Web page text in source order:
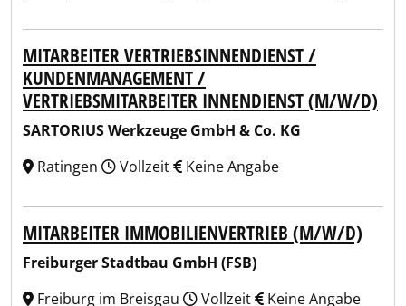
MITARBEITER VERTRIEBSINNENDIENST /
KUNDENMANAGEMENT /
VERTRIEBSMITARBEITER INNENDIENST (M/W/D)
SARTORIUS Werkzeuge GmbH & Co. KG
Ratingen
Vollzeit Keine Angabe
MITARBEITER IMMOBILIENVERTRIEB (M/W/D)
Freiburger Stadtbau GmbH (FSB)
Freiburg im Breisgau
Vollzeit Keine Angabe